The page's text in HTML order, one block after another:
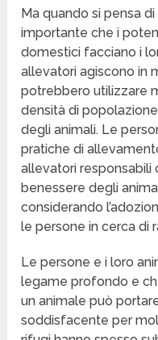
Ma quando si pensa
importante che i
domestici facciano i
allevatori agiscono in
potrebbero utilizzare
densità di
degli animali. Le
pratiche di
allevatori
benessere degli
considerando
le persone in cerca di
Le persone e i loro
legame profondo e
un animale può
soddisfacente per